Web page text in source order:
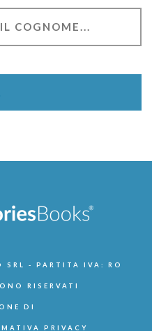
SRL - PARTITA IVA: RO
RISERVATI
DI
PRIVACY